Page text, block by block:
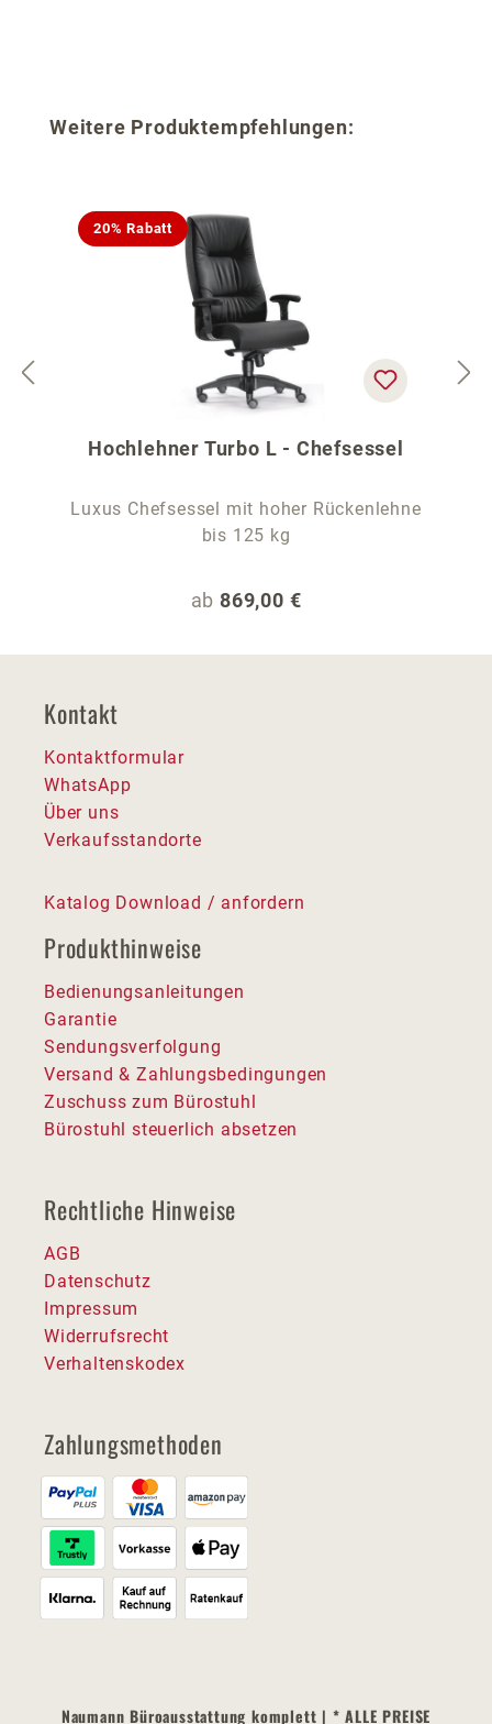
Produktgalerie überspringen
Weitere Produktempfehlungen:
20% Rabatt
Hochlehner Turbo L - Chefsessel
Luxus Chefsessel mit hoher Rückenlehne
bis 125 kg
Regulärer Preis:
ab 869,00 €
Kontakt
Kontaktformular
WhatsApp
Über uns
Verkaufsstandorte
Katalog Download / anfordern
Produkthinweise
Bedienungsanleitungen
Garantie
Sendungsverfolgung
Versand & Zahlungsbedingungen
Zuschuss zum Bürostuhl
Bürostuhl steuerlich absetzen
Rechtliche Hinweise
AGB
Datenschutz
Impressum
Widerrufsrecht
Verhaltenskodex
Zahlungsmethoden
Naumann Büroausstattung komplett | * ALLE PREISE